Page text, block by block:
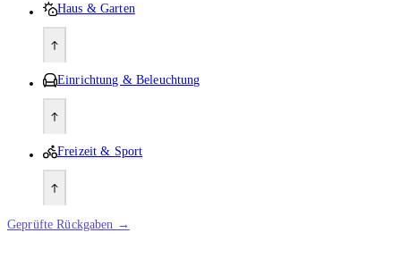
Haus & Garten
Einrichtung & Beleuchtung
Freizeit & Sport
Geprüfte Rückgaben →